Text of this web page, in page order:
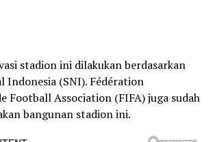
stadion ini dilakukan berdasarkan
Indonesia (SNI). Fédération
Football Association (FIFA) juga sudah
bangunan stadion ini.